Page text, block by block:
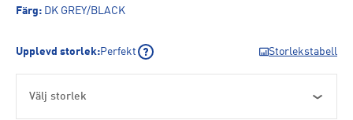
Färg: DK GREY/BLACK
Upplevd storlek:Perfekt Storlekstabell
Välj storlek